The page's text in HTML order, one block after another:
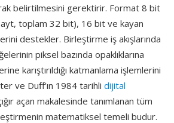
belirtilmesini gerektirir. Format 8 bit
toplam 32 bit), 16 bit ve kayan
destekler. Birleştirme iş akışlarında
piksel bazında opaklıklarına
karıştırıldığı katmanlama işlemlerini
ve Duff'ın 1984 tarihli dijital
açan makalesinde tanımlanan tüm
matematiksel temeli budur.